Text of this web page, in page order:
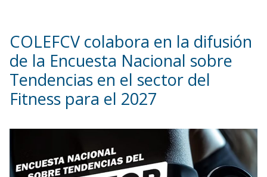
COLEFCV colabora en la difusión
de la Encuesta Nacional sobre
Tendencias en el sector del
Fitness para el 2027